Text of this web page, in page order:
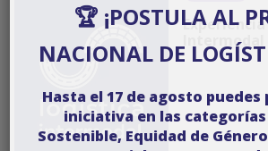
Experiencia
Intermodal
🏆 ¡POSTULA AL
NACIONAL DE
Hasta el 17 de agosto
iniciativa en las
Sostenible, Equidad de